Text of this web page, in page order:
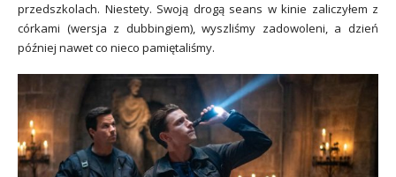
przedszkolach. Niestety. Swoją drogą seans w kinie zaliczyłem z
córkami (wersja z dubbingiem), wyszliśmy zadowoleni, a dzień
później nawet co nieco pamiętaliśmy.